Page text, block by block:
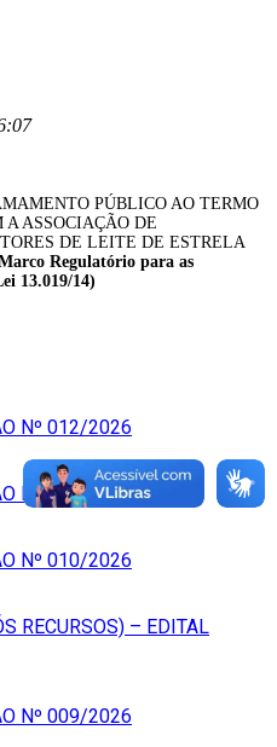
PÚBLICO AO TERMO
ASSOCIAÇÃO DE
DE LEITE DE ESTRELA
Regulatório para as
13.019/14)
Nº 012/2026
Nº 011/2026
Nº 010/2026
RECURSOS) – EDITAL
Nº 009/2026